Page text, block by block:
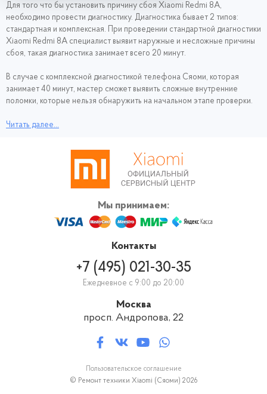
Для того что бы установить причину сбоя Xiaomi Redmi 8A,
необходимо провести диагностику. Диагностика бывает 2 типов:
стандартная и комплексная. При проведении стандартной диагностики
Xiaomi Redmi 8A специалист выявит наружные и несложные причины
сбоя, такая диагностика занимает всего 20 минут.
В случае с комплексной диагностикой телефона Сяоми, которая
занимает 40 минут, мастер сможет выявить сложные внутренние
поломки, которые нельзя обнаружить на начальном этапе проверки.
Диагностика для наших клиентов совершенно бесплатная и проходит
нам, специалист проводит диагностику, устанавливает причину сбоя, и
оглашает цену и вид ремонтных работ.
Читать далее...
Мы принимаем:
Контакты
+7 (495) 021-30-35
Ежедневное с 9:00 до 20:00
Москва
просп. Андропова, 22
Пользовательское соглашение
© Ремонт техники Xiaomi (Сяоми) 2026